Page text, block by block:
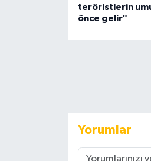
teröristlerin
önce gelir"
Yorumlar